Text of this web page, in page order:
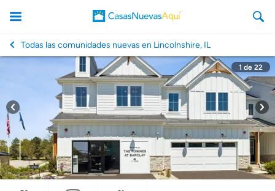
CasasNuevasAqui
Todas las comunidades nuevas en Lincolnshire, IL
1 de 22